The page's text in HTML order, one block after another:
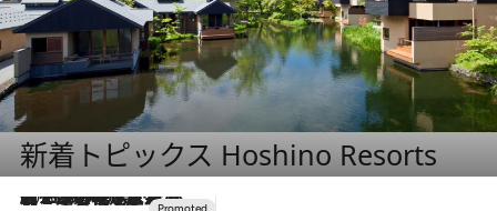
新着トピックス Hoshino Resorts
2026.8.7
【トンボの足水浴】ヒノキの香りに包まれて涼感マックス！約13℃の湧水かけ流しを避暑地「星野温泉 トンボの湯」で体験